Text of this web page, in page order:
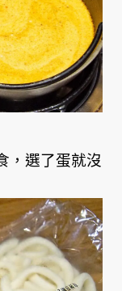
，選了蛋就沒